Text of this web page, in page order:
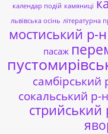
календар подій камяниці
львівська осінь літературна
мостиський р-н
пасаж
самбірський
сокальський р-н
стрийський